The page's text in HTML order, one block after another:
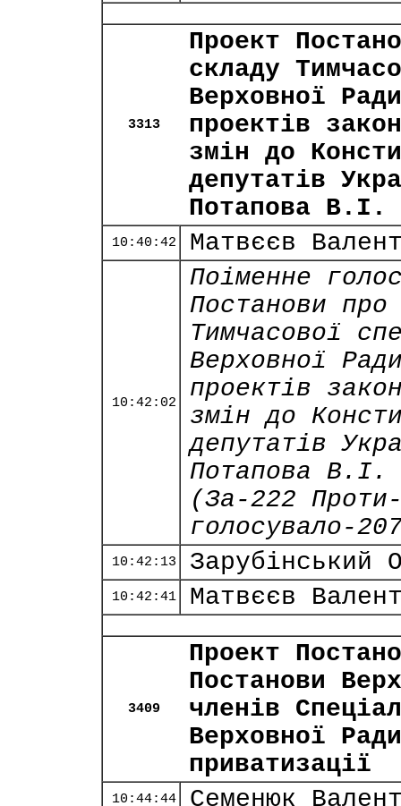
3313
Проект
складу
Верховної
проектів
змін до
депутатів
Потапова В.І.
10:40:42 Матвєєв
10:42:02
Поіменне
Постанови
Тимчасової
Верховної
проектів
змін до
депутатів
Потапова В.І.
(За-222
голосувало-
10:42:13 Зарубінський
10:42:41 Матвєєв
3409
Проект
Постанови
членів
Верховної
приватизації
10:44:44 Семенюк